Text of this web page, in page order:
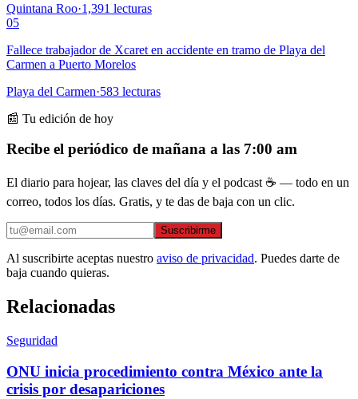
Quintana Roo·1,391 lecturas
05
Fallece trabajador de Xcaret en accidente en tramo de Playa del
Carmen a Puerto Morelos
Playa del Carmen·583 lecturas
📰 Tu edición de hoy
Recibe el periódico de mañana a las 7:00 am
El diario para hojear, las claves del día y el podcast ☕ — todo en un
correo, todos los días. Gratis, y te das de baja con un clic.
Suscribirme
Al suscribirte aceptas nuestro aviso de privacidad. Puedes darte de
baja cuando quieras.
Relacionadas
Seguridad
ONU inicia procedimiento contra México ante la
crisis por desapariciones